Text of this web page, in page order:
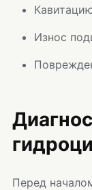
Износ
Перед